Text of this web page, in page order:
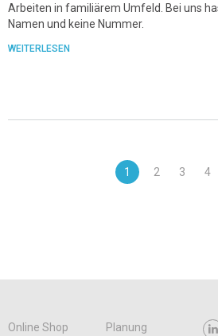
Arbeiten in familiärem Umfeld. Bei uns
Namen und keine Nummer.
WEITERLESEN
1 2 3 4
Online Shop
Planung